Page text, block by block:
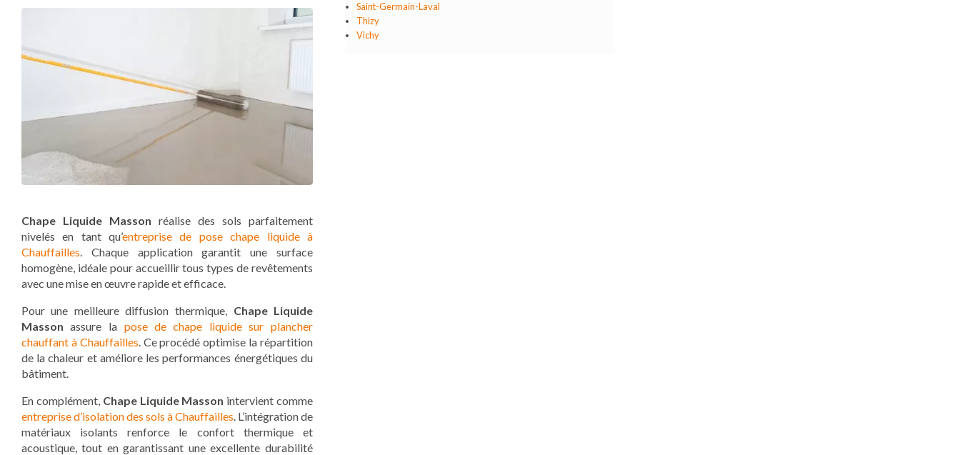
Chape Liquide Masson réalise des sols parfaitement
nivelés en tant qu’entreprise de pose chape liquide à
Chauffailles . Chaque application garantit une surface
homogène, idéale pour accueillir tous types de revêtements
avec une mise en œuvre rapide et efficace.
Pour une meilleure diffusion thermique, Chape Liquide
Masson assure la pose de chape liquide sur plancher
chauffant à Chauffailles . Ce procédé optimise la répartition
de la chaleur et améliore les performances énergétiques du
bâtiment.
En complément, Chape Liquide Masson intervient comme
entreprise d’isolation des sols à Chauffailles . L’intégration de
matériaux isolants renforce le confort thermique et
acoustique, tout en garantissant une excellente durabilité
Saint-Germain-Laval
Thizy
Vichy